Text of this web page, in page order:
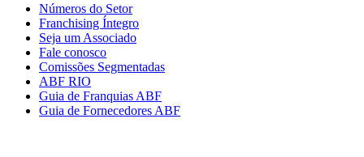
Números do Setor
Franchising Íntegro
Seja um Associado
Fale conosco
Comissões Segmentadas
ABF RIO
Guia de Franquias ABF
Guia de Fornecedores ABF